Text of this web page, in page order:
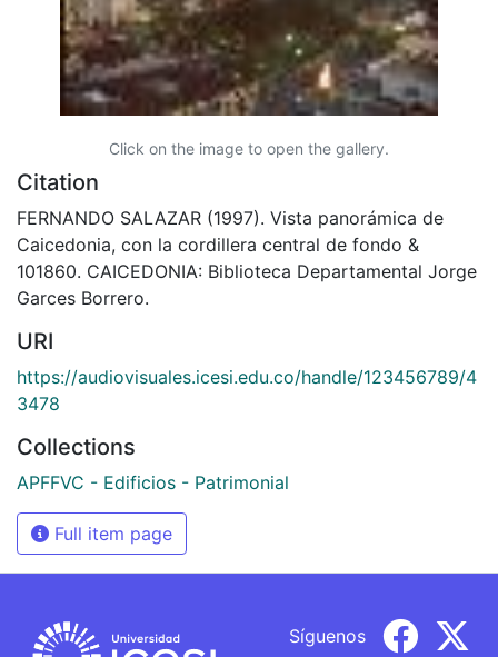
Click on the image to open the gallery.
Citation
FERNANDO SALAZAR (1997). Vista panorámica de
Caicedonia, con la cordillera central de fondo &
101860. CAICEDONIA: Biblioteca Departamental Jorge
Garces Borrero.
URI
https://audiovisuales.icesi.edu.co/handle/123456789/4
3478
Collections
APFFVC - Edificios - Patrimonial
Full item page
Síguenos